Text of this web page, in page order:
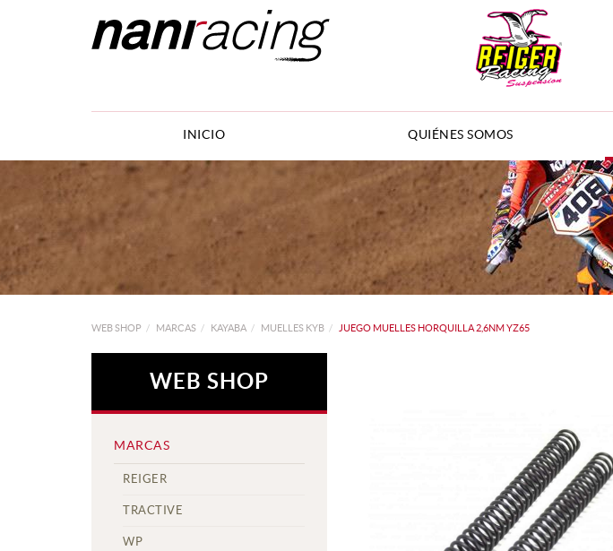
INICIO QUIÉNES SOMOS
WEB SHOP MARCAS KAYABA MUELLES KYB JUEGO MUELLES HORQUILLA 2,6NM YZ65
WEB SHOP
MARCAS
REIGER
TRACTIVE
WP